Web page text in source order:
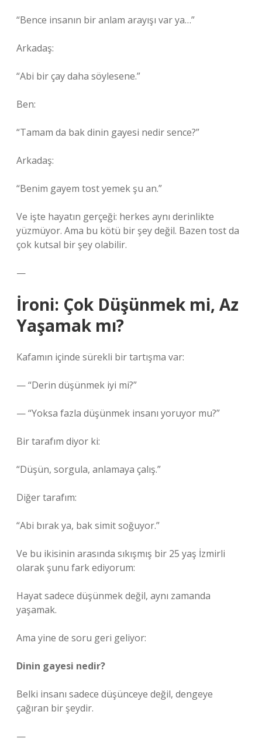
“Bence insanın bir anlam arayışı var ya…”
Arkadaş:
“Abi bir çay daha söylesene.”
Ben:
“Tamam da bak dinin gayesi nedir sence?”
Arkadaş:
“Benim gayem tost yemek şu an.”
Ve işte hayatın gerçeği: herkes aynı derinlikte
yüzmüyor. Ama bu kötü bir şey değil. Bazen tost da
çok kutsal bir şey olabilir.
—
İroni: Çok Düşünmek mi, Az
Yaşamak mı?
Kafamın içinde sürekli bir tartışma var:
— “Derin düşünmek iyi mi?”
— “Yoksa fazla düşünmek insanı yoruyor mu?”
Bir tarafım diyor ki:
“Düşün, sorgula, anlamaya çalış.”
Diğer tarafım:
“Abi bırak ya, bak simit soğuyor.”
Ve bu ikisinin arasında sıkışmış bir 25 yaş İzmirli
olarak şunu fark ediyorum:
Hayat sadece düşünmek değil, aynı zamanda
yaşamak.
Ama yine de soru geri geliyor:
Dinin gayesi nedir?
Belki insanı sadece düşünceye değil, dengeye
çağıran bir şeydir.
—